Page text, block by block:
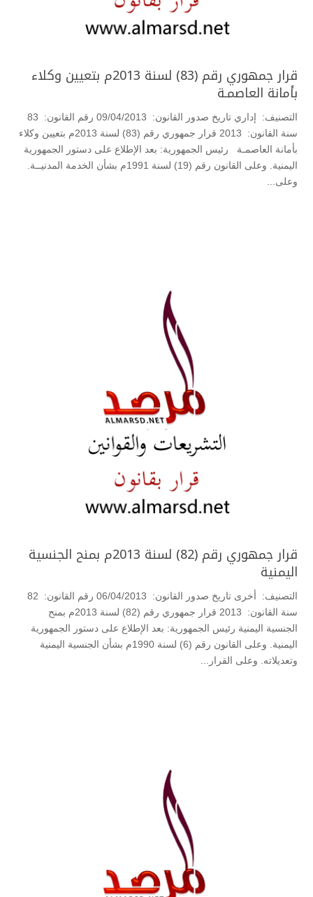
قرار جمهوري رقم (83) لسنة 2013م بتعيين وكلاء
بأمانة العاصمـة
التصنيف: إداري تاريخ صدور القانون: 09/04/2013 رقم القانون: 83
سنة القانون: 2013 قرار جمهوري رقم (83) لسنة 2013م بتعيين وكلاء
بأمانة العاصمـة رئيس الجمهورية: بعد الإطلاع على دستور الجمهورية
اليمنية. وعلى القانون رقم (19) لسنة 1991م بشأن الخدمة المدنيــة.
وعلى...
قرار جمهوري رقم (82) لسنة 2013م بمنح الجنسية
اليمنية
التصنيف: أخرى تاريخ صدور القانون: 06/04/2013 رقم القانون: 82
سنة القانون: 2013 قرار جمهوري رقم (82) لسنة 2013م بمنح
الجنسية اليمنية رئيس الجمهورية: بعد الإطلاع على دستور الجمهورية
اليمنية. وعلى القانون رقم (6) لسنة 1990م بشأن الجنسية اليمنية
وتعديلاته. وعلى القرار...